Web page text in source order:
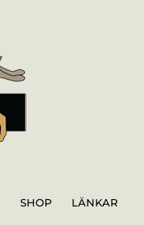
SHOP LÄNKAR